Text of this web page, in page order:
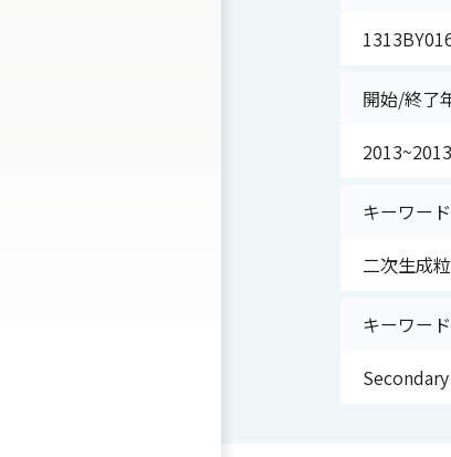
開始/終了
キーワー
二次生成
キーワー